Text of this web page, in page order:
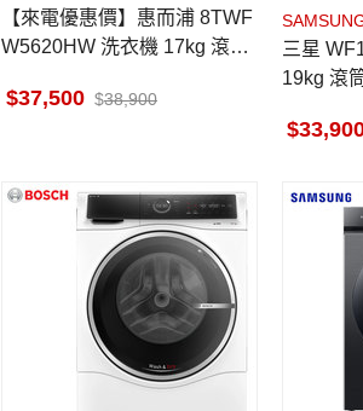
【來電優惠價】惠而浦 8TWF
W5620HW 洗衣機 17kg 滾筒
37,500 38,900
三星 WF19T6500GW 洗衣機
19kg 滾